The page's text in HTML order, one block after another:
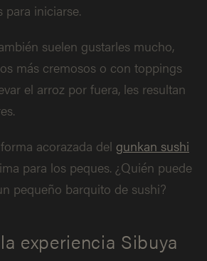
para iniciarse.
suelen gustarles mucho,
más cremosos o con toppings
el arroz por fuera, les resultan
acorazada del gunkan sushi
para los peques. ¿Quién puede
pequeño barquito de sushi?
experiencia Sibuya